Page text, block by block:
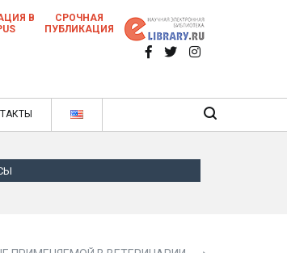
в ежемесячном научном
В
СРОЧНАЯ
ПУБЛИКАЦИЯ